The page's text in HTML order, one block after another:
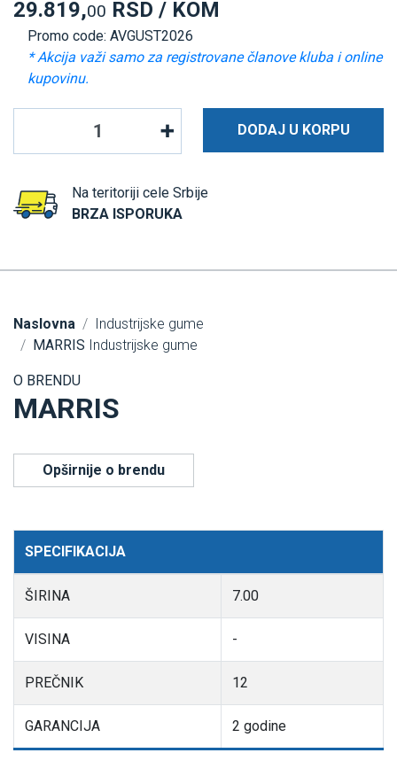
29.819,00 RSD / KOM
Promo code: AVGUST2026
* Akcija važi samo za registrovane članove kluba i online
kupovinu.
DODAJ U KORPU
Na teritoriji cele Srbije
BRZA ISPORUKA
Naslovna
Industrijske gume
MARRIS Industrijske gume
O BRENDU
MARRIS
Opširnije o brendu
SPECIFIKACIJA
ŠIRINA 7.00
VISINA -
PREČNIK 12
GARANCIJA 2 godine